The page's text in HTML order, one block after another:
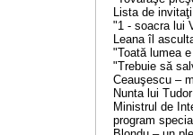
Lista de
"1 - soacra lui
Leana îl
"Toată lumea
"Trebuie să
Ceauşescu –
Nunta lui
Ministrul de
program